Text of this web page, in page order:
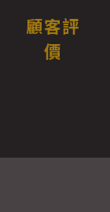
顧客評
價